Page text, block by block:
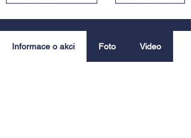
Informace o akci Foto Video